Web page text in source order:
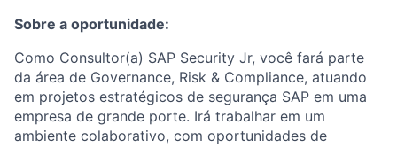
Sobre a oportunidade:
Como Consultor(a) SAP Security Jr, você fará parte
da área de Governance, Risk & Compliance, atuando
em projetos estratégicos de segurança SAP em uma
empresa de grande porte. Irá trabalhar em um
ambiente colaborativo, com oportunidades de